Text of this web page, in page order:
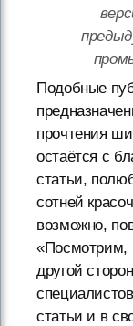
Подобные
прочтения
остаётся с
статьи,
сотней
возможно,
«Посмотрим,
другой
статьи и в